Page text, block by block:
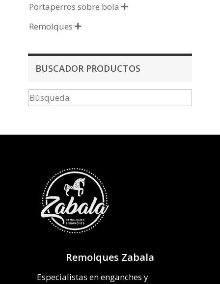
Portaperros sobre bola 
Remolques 
BUSCADOR PRODUCTOS
Remolques Zabala
Especialistas en enganches y